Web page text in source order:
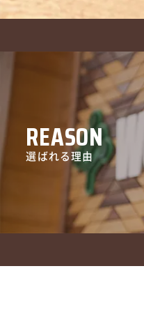
REASON
選ばれる理由